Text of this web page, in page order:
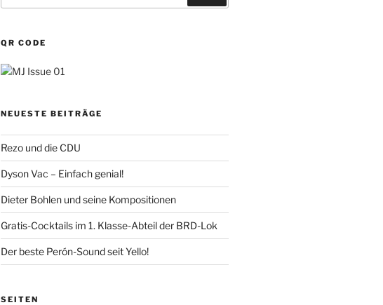
QR CODE
NEUESTE BEITRÄGE
Rezo und die CDU
Dyson Vac – Einfach genial!
Dieter Bohlen und seine Kompositionen
Gratis-Cocktails im 1. Klasse-Abteil der BRD-Lok
Der beste Perón-Sound seit Yello!
SEITEN